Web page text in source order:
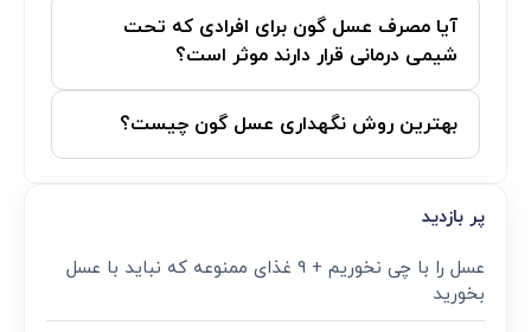
آیا مصرف عسل گون برای افرادی که تحت
شیمی درمانی قرار دارند موثر است؟
بهترین روش نگهداری عسل گون چیست؟
پر بازدید
عسل را با چی نخوریم + 9 غذای ممنوعه که نباید با عسل
بخورید